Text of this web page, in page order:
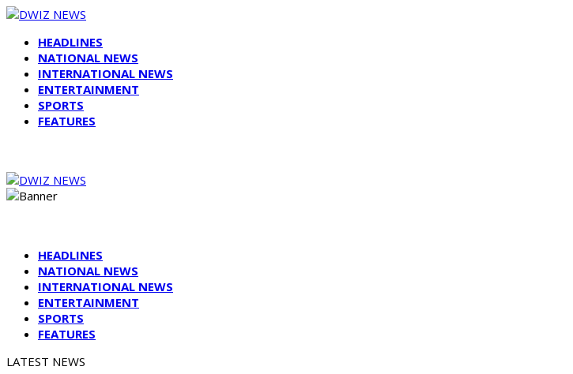
HEADLINES
NATIONAL NEWS
INTERNATIONAL NEWS
ENTERTAINMENT
SPORTS
FEATURES
HEADLINES
NATIONAL NEWS
INTERNATIONAL NEWS
ENTERTAINMENT
SPORTS
FEATURES
LATEST NEWS